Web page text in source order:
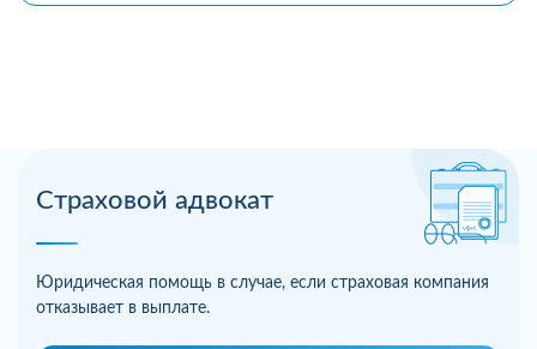
Страховой адвокат
Юридическая помощь в случае, если страховая компания
отказывает в выплате.